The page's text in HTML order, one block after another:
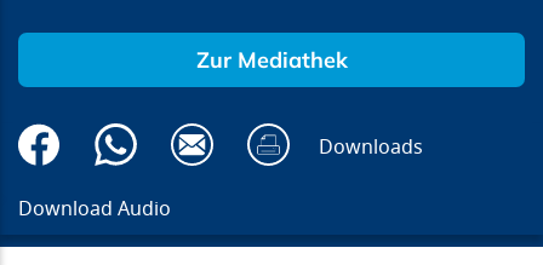
Zur Mediathek
Downloads
Download Audio